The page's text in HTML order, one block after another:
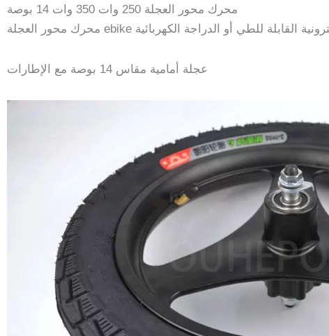
محرك محور العجلة 250 وات 350 وات 14 بوصة
عجلة أمامية مقاس 14 بوصة مع الإطارات